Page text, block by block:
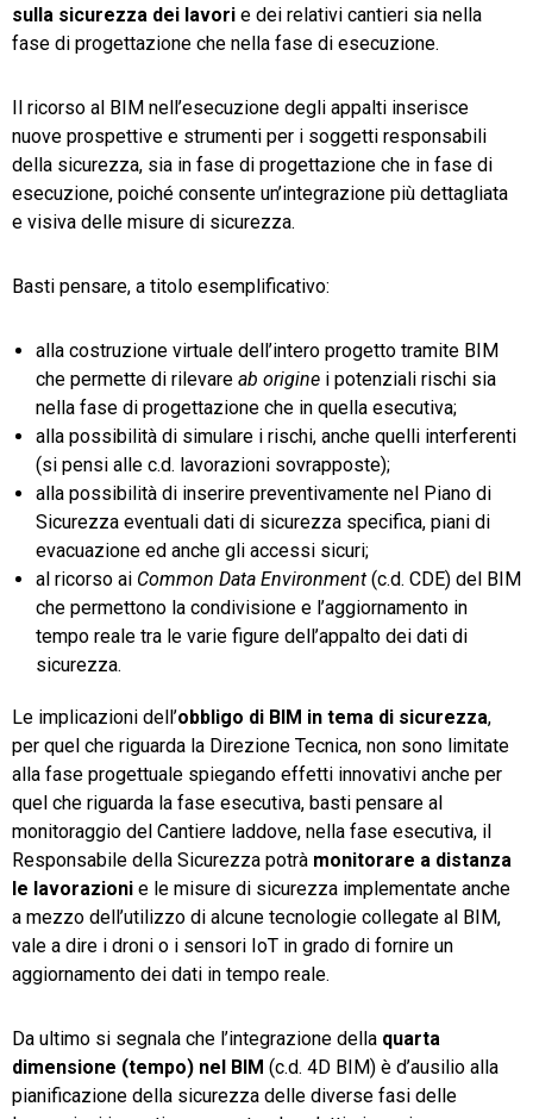
sulla sicurezza dei lavori e dei relativi cantieri sia nella
fase di progettazione che nella fase di esecuzione.
Il ricorso al BIM nell’esecuzione degli appalti inserisce
nuove prospettive e strumenti per i soggetti responsabili
della sicurezza, sia in fase di progettazione che in fase di
esecuzione, poiché consente un’integrazione più dettagliata
e visiva delle misure di sicurezza.
Basti pensare, a titolo esemplificativo:
alla costruzione virtuale dell’intero progetto tramite BIM
che permette di rilevare ab origine i potenziali rischi sia
nella fase di progettazione che in quella esecutiva;
alla possibilità di simulare i rischi, anche quelli interferenti
(si pensi alle c.d. lavorazioni sovrapposte);
alla possibilità di inserire preventivamente nel Piano di
Sicurezza eventuali dati di sicurezza specifica, piani di
evacuazione ed anche gli accessi sicuri;
al ricorso ai Common Data Environment (c.d. CDE) del BIM
che permettono la condivisione e l’aggiornamento in
tempo reale tra le varie figure dell’appalto dei dati di
sicurezza.
Le implicazioni dell’obbligo di BIM in tema di sicurezza,
per quel che riguarda la Direzione Tecnica, non sono limitate
alla fase progettuale spiegando effetti innovativi anche per
quel che riguarda la fase esecutiva, basti pensare al
monitoraggio del Cantiere laddove, nella fase esecutiva, il
Responsabile della Sicurezza potrà monitorare a distanza
le lavorazioni e le misure di sicurezza implementate anche
a mezzo dell’utilizzo di alcune tecnologie collegate al BIM,
vale a dire i droni o i sensori IoT in grado di fornire un
aggiornamento dei dati in tempo reale.
Da ultimo si segnala che l’integrazione della quarta
dimensione (tempo) nel BIM (c.d. 4D BIM) è d’ausilio alla
pianificazione della sicurezza delle diverse fasi delle